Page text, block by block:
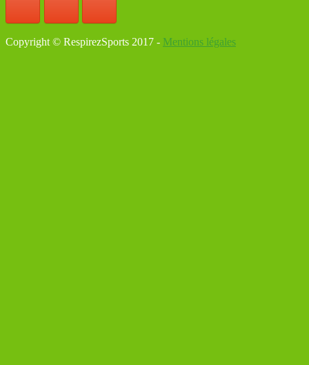
Copyright © RespirezSports 2017 - Mentions légales